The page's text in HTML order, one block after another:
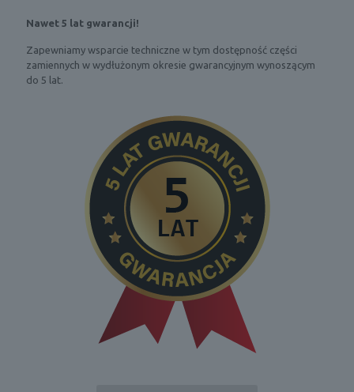
Nawet 5 lat gwarancji!
Zapewniamy wsparcie techniczne w tym dostępność części
zamiennych w wydłużonym okresie gwarancyjnym wynoszącym
do 5 lat.